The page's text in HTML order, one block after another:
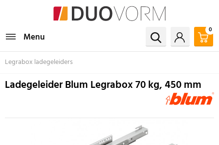
Menu
0
Legrabox ladegeleiders
Ladegeleider Blum Legrabox 70 kg, 450 mm